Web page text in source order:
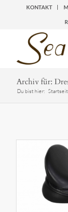
KONTAKT
Archiv für:
Du bist hier: